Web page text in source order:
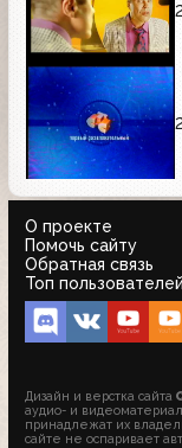
О проекте
Помочь сайту
Обратная связь
Топ пользователей
Дизайн и верстка
аудио- и
принадлежат их
сайте не оспаривает